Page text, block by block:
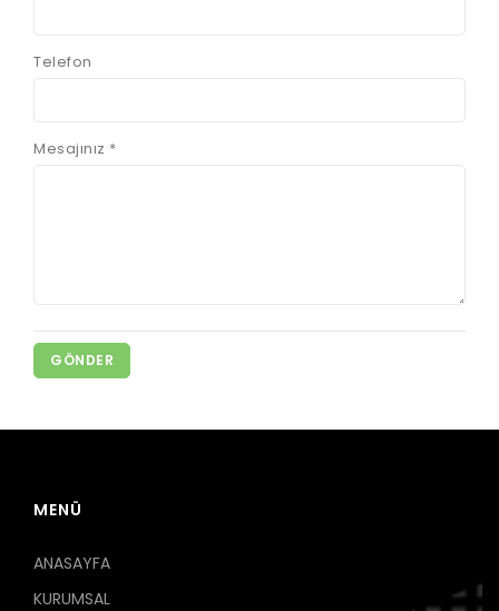
Telefon
Mesajınız *
GÖNDER
MENÜ
ANASAYFA
KURUMSAL